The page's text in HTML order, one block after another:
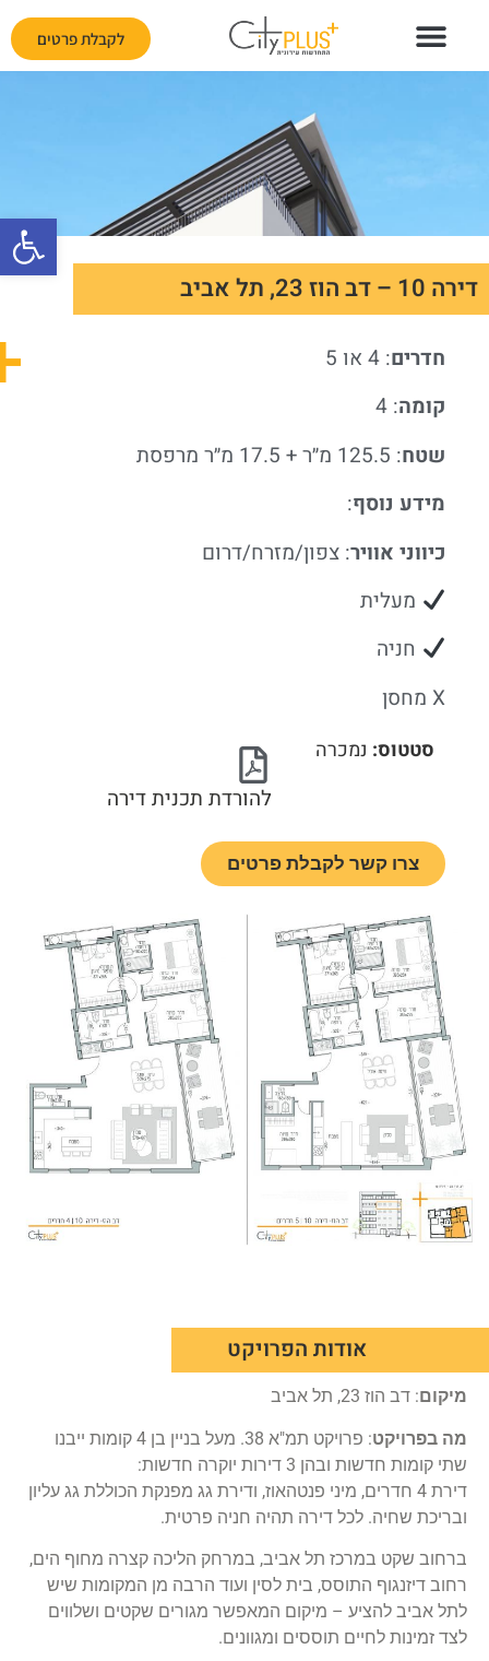
לקבלת פרטים
דירה 10 – דב הוז 23, תל אביב
חדרים: 4 או 5
קומה: 4
שטח: 125.5 מ״ר + 17.5 מ״ר מרפסת
מידע נוסף:
כיווני אוויר: צפון/מזרח/דרום
מעלית
חניה
X מחסן
סטטוס: נמכרה
להורדת תכנית דירה
צרו קשר לקבלת פרטים
אודות הפרויקט
מיקום: דב הוז 23, תל אביב
מה בפרויקט
: פרויקט תמ"א 38. מעל בניין בן 4 קומות ייבנו
שתי קומות חדשות ובהן 3 דירות יוקרה חדשות:
דירת 4 חדרים, מיני פנטהאוז, ודירת גג מפנקת הכוללת גג עליון
ובריכת שחיה. לכל דירה תהיה חניה פרטית.
ברחוב שקט במרכז תל אביב, במרחק הליכה קצרה מחוף הים,
רחוב דיזנגוף התוסס, בית לסין ועוד הרבה מן המקומות שיש
לתל אביב להציע – מיקום המאפשר מגורים שקטים ושלווים
לצד זמינות לחיים תוססים ומגוונים.